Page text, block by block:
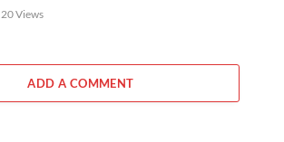
20Views
ADD A COMMENT